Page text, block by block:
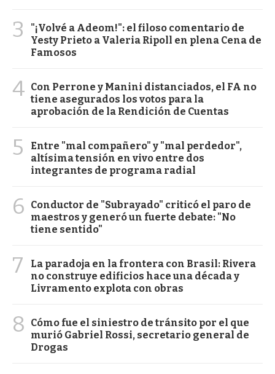
3
"¡Volvé a Adeom!": el filoso comentario de
Yesty Prieto a Valeria Ripoll en plena Cena de
Famosos
4 Con Perrone y Manini distanciados, el FA no
tiene asegurados los votos para la
aprobación de la Rendición de Cuentas
5
Entre "mal compañero" y "mal perdedor",
altísima tensión en vivo entre dos
integrantes de programa radial
6
Conductor de "Subrayado" criticó el paro de
maestros y generó un fuerte debate: "No
tiene sentido"
7
La paradoja en la frontera con Brasil: Rivera
no construye edificios hace una década y
Livramento explota con obras
8
Cómo fue el siniestro de tránsito por el que
murió Gabriel Rossi, secretario general de
Drogas